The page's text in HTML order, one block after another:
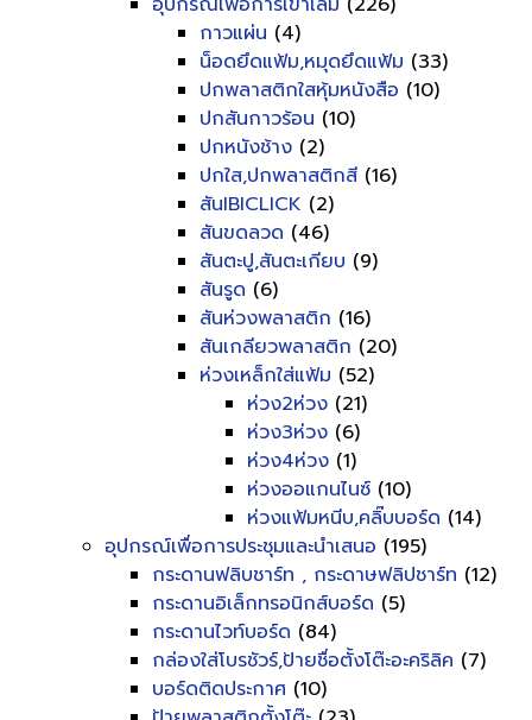
กาวแผ่น (4)
น็อดยึดแฟ้ม,หมุดยึดแฟ้ม (33)
ปกพลาสติกใสหุ้มหนังสือ (10)
ปกสันกาวร้อน (10)
ปกหนังช้าง (2)
ปกใส,ปกพลาสติกสี (16)
สันIBICLICK (2)
สันขดลวด (46)
สันตะปู,สันตะเกียบ (9)
สันรูด (6)
สันห่วงพลาสติก (16)
สันเกลียวพลาสติก (20)
ห่วงเหล็กใส่แฟ้ม (52)
ห่วง2ห่วง (21)
ห่วง3ห่วง (6)
ห่วง4ห่วง (1)
ห่วงออแกนไนซ์ (10)
ห่วงแฟ้มหนีบ,คลิ๊บบอร์ด (14)
อุปกรณ์เพื่อการประชุมและนำเสนอ (195)
กระดานฟลิบชาร์ท , กระดาษฟลิปชาร์ท (12)
กระดานอิเล็กทรอนิกส์บอร์ด (5)
กระดานไวท์บอร์ด (84)
กล่องใส่โบรชัวร์,ป้ายชื่อตั้งโต๊ะอะคริลิค (7)
บอร์ดติดประกาศ (10)